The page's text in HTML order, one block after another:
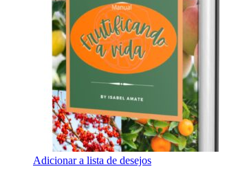
Adicionar a lista de desejos